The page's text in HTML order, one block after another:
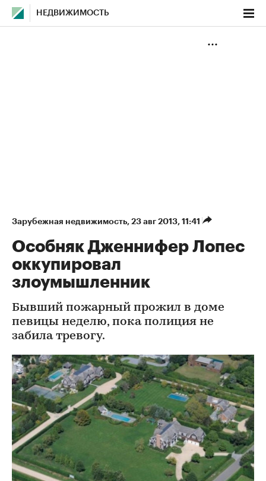
НЕДВИЖИМОСТЬ
Зарубежная недвижимость⁠, 23 авг 2013, 11:41
Особняк Дженнифер Лопес
оккупировал
злоумышленник
Бывший пожарный прожил в доме
певицы неделю, пока полиция не
забила тревогу.